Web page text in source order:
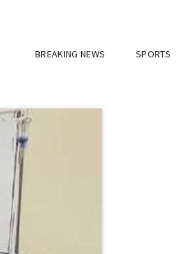
BREAKING NEWS SPORTS